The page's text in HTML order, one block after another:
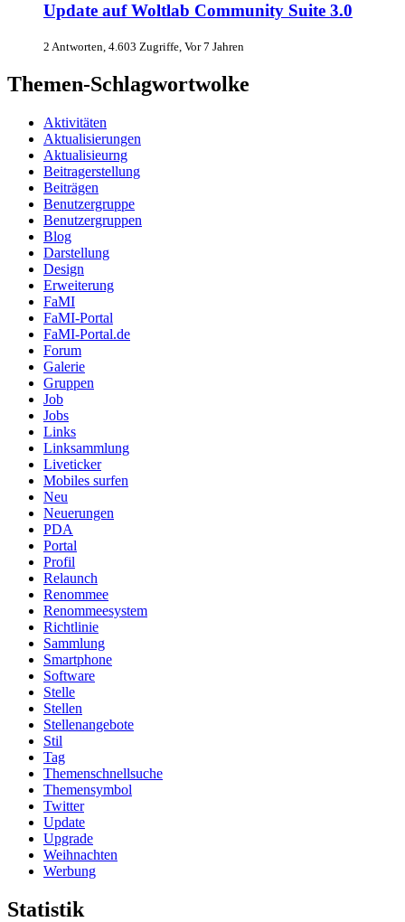
Update auf Woltlab Community Suite 3.0
2 Antworten, 4.603 Zugriffe, Vor 7 Jahren
Themen-Schlagwortwolke
Aktivitäten
Aktualisierungen
Aktualisieurng
Beitragerstellung
Beiträgen
Benutzergruppe
Benutzergruppen
Blog
Darstellung
Design
Erweiterung
FaMI
FaMI-Portal
FaMI-Portal.de
Forum
Galerie
Gruppen
Job
Jobs
Links
Linksammlung
Liveticker
Mobiles surfen
Neu
Neuerungen
PDA
Portal
Profil
Relaunch
Renommee
Renommeesystem
Richtlinie
Sammlung
Smartphone
Software
Stelle
Stellen
Stellenangebote
Stil
Tag
Themenschnellsuche
Themensymbol
Twitter
Update
Upgrade
Weihnachten
Werbung
Statistik